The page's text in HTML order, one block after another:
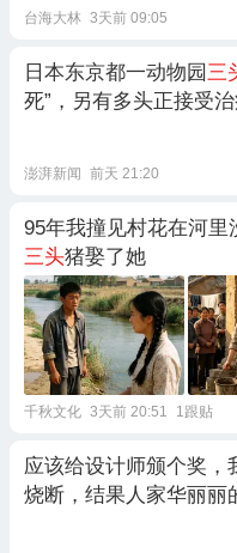
台海大林 3天前 09:05
日本东京都一动物园 三
死”，另有多头正接受
澎湃新闻 前天 21:20
95年我撞见村花在河里
三头猪娶了她
千秋文化 3天前 20:51 1跟贴
应该给设计师颁个奖，
烧断，结果人家华丽丽